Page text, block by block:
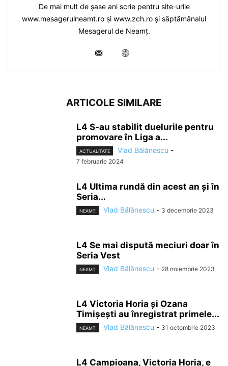
De mai mult de șase ani scrie pentru site-urile
www.mesagerulneamt.ro și www.zch.ro și săptămânalul
Mesagerul de Neamț.
ARTICOLE SIMILARE
L4 S-au stabilit duelurile pentru
promovare în Liga a...
ACTUALITATE Vlad Bălănescu -
7 februarie 2024
L4 Ultima rundă din acest an și în
Seria...
NEAMȚ Vlad Bălănescu - 3 decembrie 2023
L4 Se mai dispută meciuri doar în
Seria Vest
NEAMȚ Vlad Bălănescu - 28 noiembrie 2023
L4 Victoria Horia și Ozana
Timișești au înregistrat primele...
NEAMȚ Vlad Bălănescu - 31 octombrie 2023
L4 Campioana, Victoria Horia, e